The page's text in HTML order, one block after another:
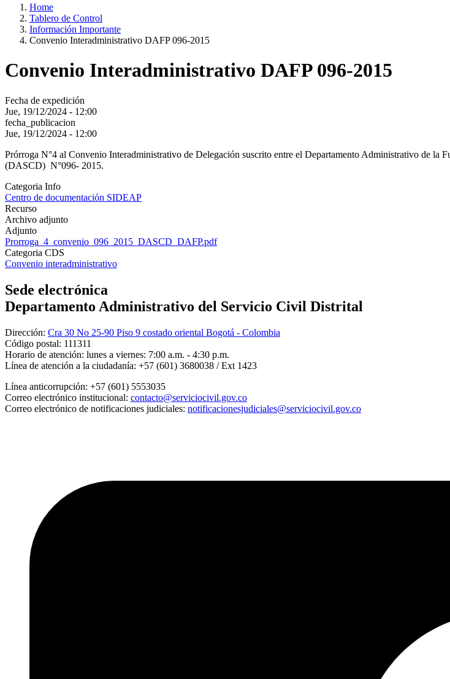
Home
Tablero de Control
Información Importante
Convenio Interadministrativo DAFP 096-2015
Convenio Interadministrativo DAFP 096-2015
Fecha de expedición
Jue, 19/12/2024 - 12:00
fecha_publicacion
Jue, 19/12/2024 - 12:00
Prórroga N°4 al Convenio Interadministrativo de Delegación suscrito entre el Departamento Administrativo de
(DASCD) N°096- 2015.
Categoria Info
Centro de documentación SIDEAP
Recurso
Archivo adjunto
Adjunto
Prorroga_4_convenio_096_2015_DASCD_DAFP.pdf
Categoria CDS
Convenio interadministrativo
Sede electrónica
Departamento Administrativo del Servicio Civil Distrital
Dirección: Cra 30 No 25-90 Piso 9 costado oriental Bogotá - Colombia
Código postal: 111311
Horario de atención: lunes a viernes: 7:00 a.m. - 4:30 p.m.
Línea de atención a la ciudadanía: +57 (601) 3680038 / Ext 1423
Línea anticorrupción: +57 (601) 5553035
Correo electrónico institucional: contacto@serviciocivil.gov.co
Correo electrónico de notificaciones judiciales: notificacionesjudiciales@serviciocivil.gov.co